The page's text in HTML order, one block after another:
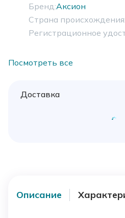
Бренд:Аксион
Страна происхождения:
Регистрационное
Посмотреть все
Доставка
Описание